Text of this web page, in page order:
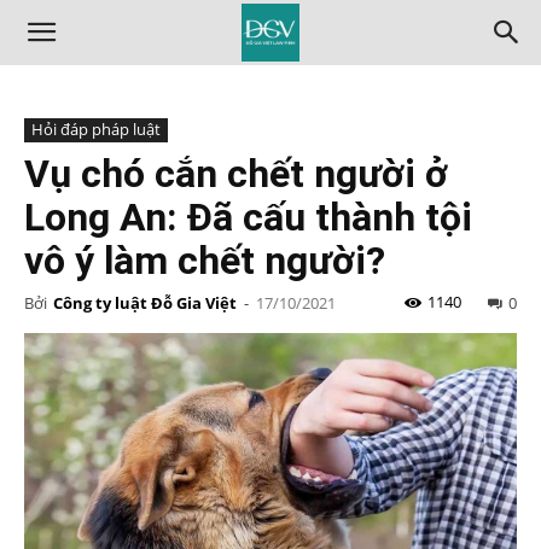
Hỏi đáp pháp luật
Vụ chó cắn chết người ở
Long An: Đã cấu thành tội
vô ý làm chết người?
Bởi Công ty luật Đỗ Gia Việt - 17/10/2021 0
1140